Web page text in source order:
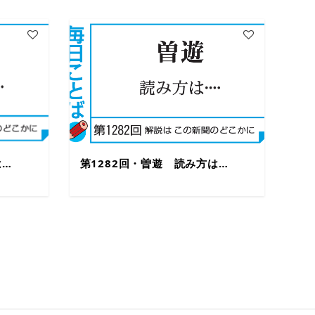
… 第1282回・曽遊 読み方は…